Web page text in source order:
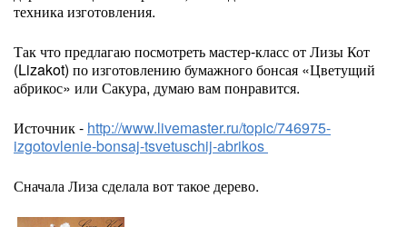
техника изготовления.
Так что предлагаю посмотреть мастер-класс от Лизы Кот
(Lizakot) по изготовлению бумажного бонсая «Цветущий
абрикос» или Сакура, думаю вам понравится.
Источник - http://www.livemaster.ru/topic/746975-
izgotovlenie-bonsaj-tsvetuschij-abrikos
Сначала Лиза сделала вот такое дерево.